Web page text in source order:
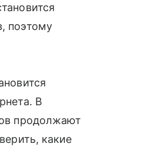
поэтому
В
продолжают
какие